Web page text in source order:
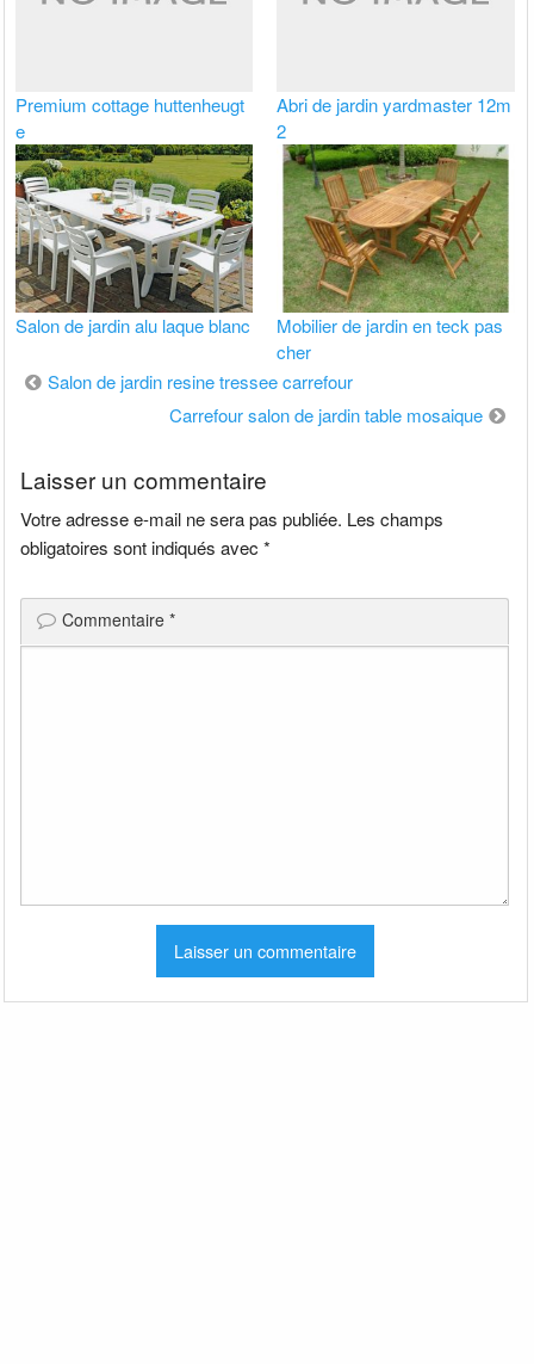
Premium cottage huttenheugt
e
Abri de jardin yardmaster 12m
2
Salon de jardin alu laque blanc
Mobilier de jardin en teck pas
cher
Navigation
Salon de jardin resine tressee carrefour
Carrefour salon de jardin table mosaique
Laisser un commentaire
Votre adresse e-mail ne sera pas publiée. Les champs
obligatoires sont indiqués avec*
Commentaire*